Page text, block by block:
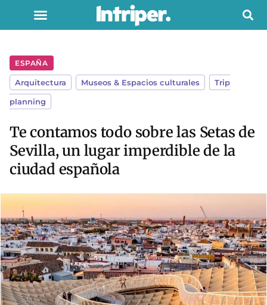
ESPAÑA
Arquitectura Museos & Espacios culturales
Trip
planning
Te contamos todo sobre las Setas de
Sevilla, un lugar imperdible de la
ciudad española